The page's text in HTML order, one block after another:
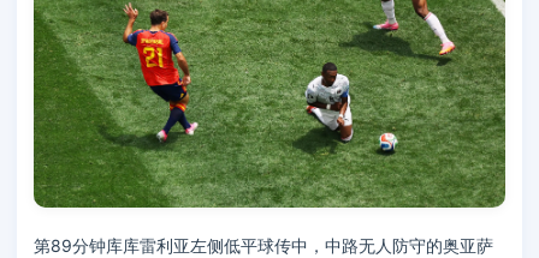
第89分钟库库雷利亚左侧低平球传中，中路无人防守的奥亚萨